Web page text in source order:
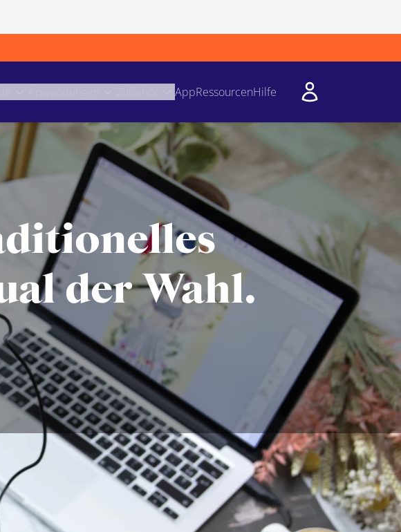
AppRessourcenHilfe
der Wahl.